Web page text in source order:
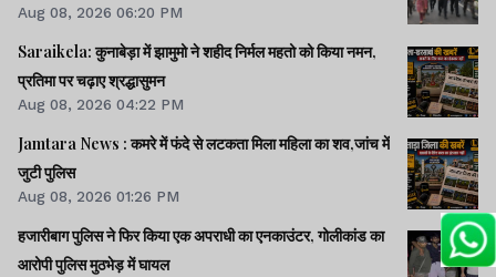
Aug 08, 2026 06:20 PM
Saraikela: कुनाबेड़ा में झामुमो ने शहीद निर्मल महतो को किया नमन,
प्रतिमा पर चढ़ाए श्रद्धासुमन
Aug 08, 2026 04:22 PM
Jamtara News : कमरे में फंदे से लटकता मिला महिला का शव,जांच में
जुटी पुलिस
Aug 08, 2026 01:26 PM
हजारीबाग पुलिस ने फिर किया एक अपराधी का एनकाउंटर, गोलीकांड का
आरोपी पुलिस मुठभेड़ में घायल